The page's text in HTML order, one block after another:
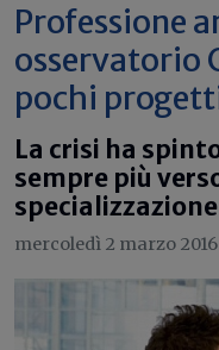
Professione
osservatorio
pochi
La crisi ha
sempre più
specializzazione
mercoledì 2 marzo